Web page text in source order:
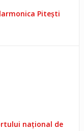
Pitești
național de